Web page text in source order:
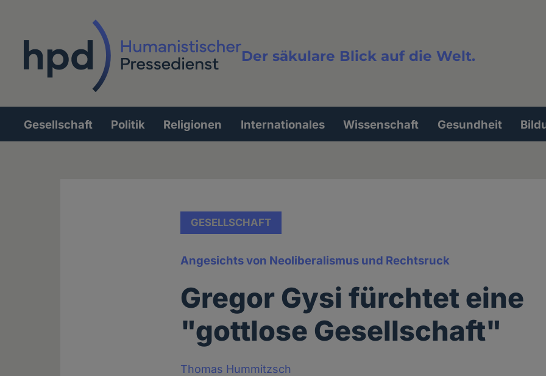
Der säkulare Blick auf die Welt.
Volltextsuche
Hauptnavigation
Gesellschaft Politik Religionen Internationales Wissenschaft Gesundheit
GESELLSCHAFT
Angesichts von Neoliberalismus und Rechtsruck
Gregor Gysi fürchtet eine
"gottlose Gesellschaft"
Thomas Hummitzsch